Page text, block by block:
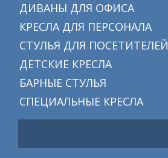
ДИВАНЫ ДЛЯ ОФИСА
КРЕСЛА ДЛЯ ПЕРСОНАЛА
СТУЛЬЯ ДЛЯ ПОСЕТИТЕЛЕЙ
ДЕТСКИЕ КРЕСЛА
БАРНЫЕ СТУЛЬЯ
СПЕЦИАЛЬНЫЕ КРЕСЛА